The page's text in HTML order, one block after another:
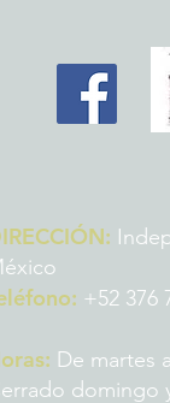
+52 376
De martes
domingo